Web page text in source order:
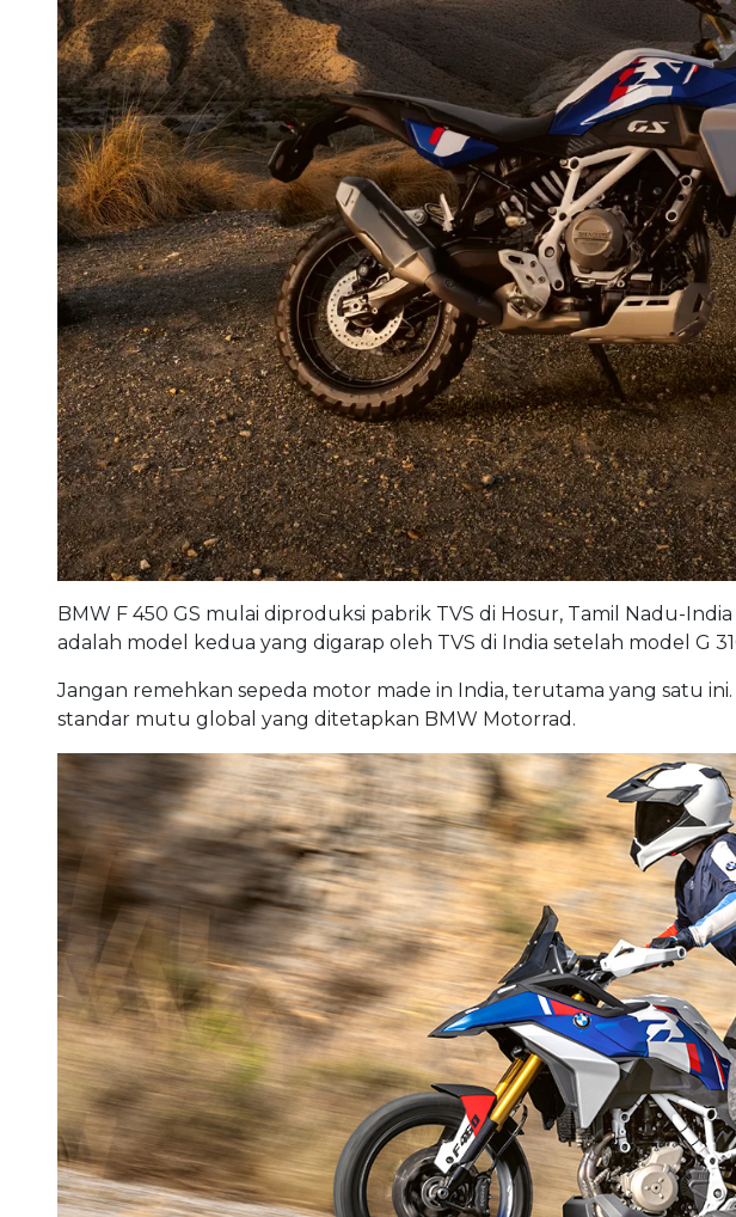
BMW F 450 GS mulai diproduksi pabrik TVS di Hosur, Tamil Nadu-
adalah model kedua yang digarap oleh TVS di India setelah model G
Jangan remehkan sepeda motor made in India, terutama yang satu
standar mutu global yang ditetapkan BMW Motorrad.